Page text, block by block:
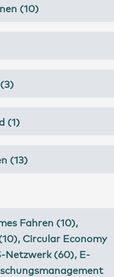
(10)
(1)
(13)
Fahren (10),
, Circular Economy
Netzwerk (60), E-